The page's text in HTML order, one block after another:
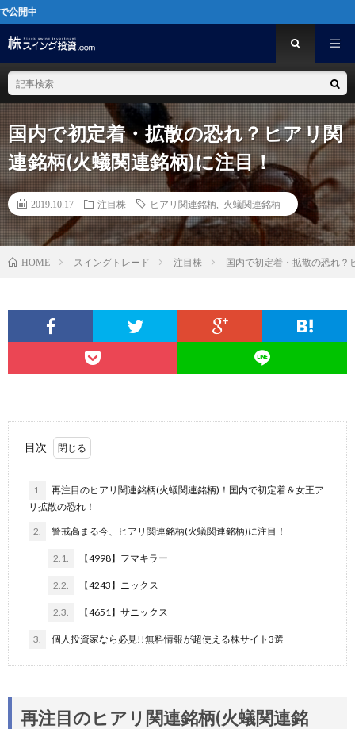
国内で初定着・拡散の恐れ？ヒアリ関
連銘柄(火蟻関連銘柄)に注目！
2019.10.17 注目株 ヒアリ関連銘柄 火蟻関連銘柄
HOME スイングトレード 注目株 国内で初定着・拡散の恐れ？
目次
1.
再注目のヒアリ関連銘柄(火蟻関連銘柄)！国内で初定着＆女王ア
リ拡散の恐れ！
2. 警戒高まる今、ヒアリ関連銘柄(火蟻関連銘柄)に注目！
2.1. 【4998】フマキラー
2.2. 【4243】ニックス
2.3. 【4651】サニックス
3. 個人投資家なら必見!!無料情報が超使える株サイト3選
再注目のヒアリ関連銘柄(火蟻関連銘